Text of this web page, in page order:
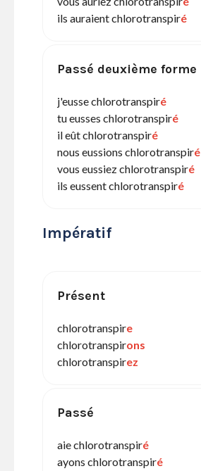
ils auraient chlorotranspiré
Passé deuxième forme
j'eusse chlorotranspiré
tu eusses chlorotranspiré
il eût chlorotranspiré
nous eussions chlorotranspiré
vous eussiez chlorotranspiré
ils eussent chlorotranspiré
Impératif
Présent
chlorotranspire
chlorotranspirons
chlorotranspirez
Passé
aie chlorotranspiré
ayons chlorotranspiré